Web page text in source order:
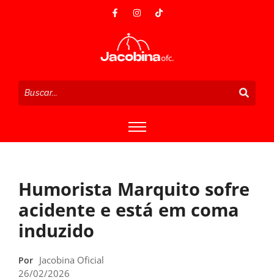
Humorista Marquito sofre
acidente e está em coma
induzido
Por Jacobina Oficial
26/02/2026